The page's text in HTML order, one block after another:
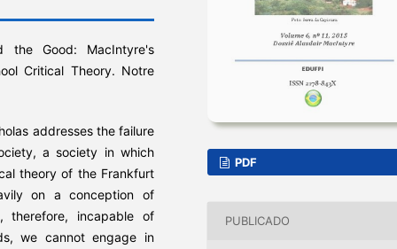
the Good: MacIntyre's
Critical Theory. Notre
addresses the failure
a society in which
theory of the Frankfurt
on a conception of
therefore, incapable of
we cannot engage in
PDF
PUBLICADO